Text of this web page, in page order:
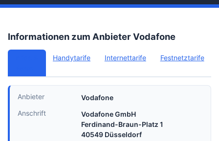
Informationen zum Anbieter Vodafone
Handytarife Internettarife Festnetztarife
Anbieter
Vodafone
Anschrift
Vodafone GmbH
Ferdinand-Braun-Platz 1
40549 Düsseldorf